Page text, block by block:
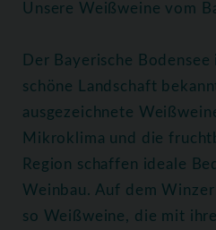
Unsere Weißweine vom
Der Bayerische
schöne Landschaft
ausgezeichnete
Mikroklima und die
Region schaffen ideale
Weinbau. Auf dem
so Weißweine, die mit